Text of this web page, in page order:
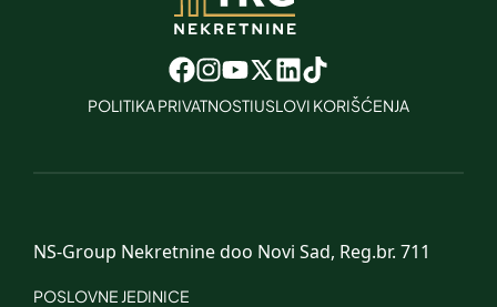
POLITIKA PRIVATNOSTIUSLOVI KORIŠĆENJA
NS-Group Nekretnine doo Novi Sad, Reg.br. 711
POSLOVNE JEDINICE